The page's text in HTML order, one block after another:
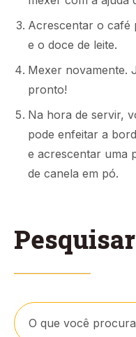
Pesquisar
Acrescentar o café
e o doce de leite.
Mexer novamente.
pronto!
Na hora de servir,
pode enfeitar a
e acrescentar uma
de canela em pó.